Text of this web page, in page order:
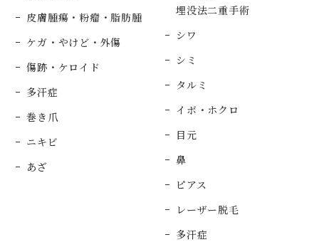
皮膚腫瘍・粉瘤・脂肪腫
ケガ・やけど・外傷
傷跡・ケロイド
多汗症
巻き爪
ニキビ
あざ
埋没法二重手術
シワ
シミ
タルミ
イボ・ホクロ
目元
鼻
ピアス
レーザー脱毛
多汗症